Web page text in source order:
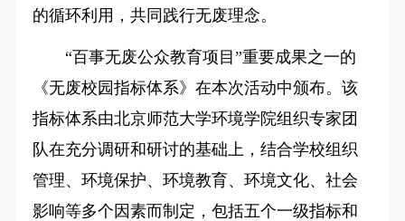
的循环利用，共同践行无废理念。
“百事无废公众教育项目”重要成果之一的
《无废校园指标体系》在本次活动中颁布。该
指标体系由北京师范大学环境学院组织专家团
队在充分调研和研讨的基础上，结合学校组织
管理、环境保护、环境教育、环境文化、社会
影响等多个因素而制定，包括五个一级指标和